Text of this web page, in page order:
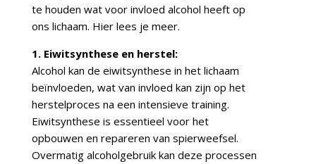
te houden wat voor invloed alcohol heeft op
ons lichaam. Hier lees je meer.
1. Eiwitsynthese en herstel:
Alcohol kan de eiwitsynthese in het lichaam
beïnvloeden, wat van invloed kan zijn op het
herstelproces na een intensieve training.
Eiwitsynthese is essentieel voor het
opbouwen en repareren van spierweefsel.
Overmatig alcoholgebruik kan deze processen